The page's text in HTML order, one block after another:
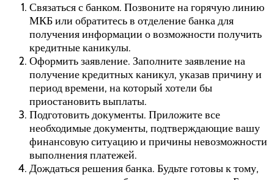
Связаться с банком. Позвоните на горячую линию
МКБ или обратитесь в отделение банка для
получения информации о возможности получить
кредитные каникулы.
Оформить заявление. Заполните заявление на
получение кредитных каникул, указав причину и
период времени, на который хотели бы
приостановить выплаты.
Подготовить документы. Приложите все
необходимые документы, подтверждающие вашу
финансовую ситуацию и причины невозможности
выполнения платежей.
Дождаться решения банка. Будьте готовы к тому,